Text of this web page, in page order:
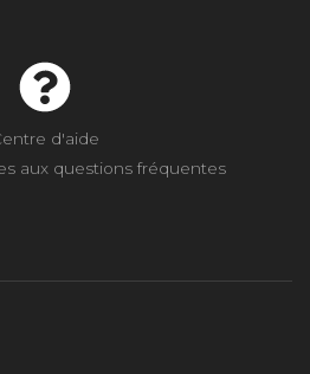
d'aide
aux questions fréquentes